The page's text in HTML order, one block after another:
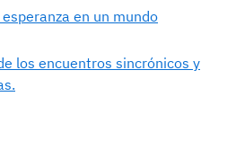
en un mundo
los encuentros sincrónicos y